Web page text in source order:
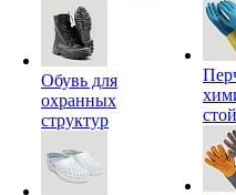
Обувь для
охранных
структур